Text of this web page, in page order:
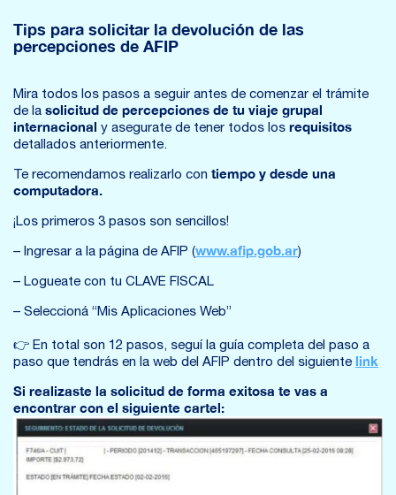
Tips para solicitar la devolución de las
percepciones de AFIP
Mira todos los pasos a seguir antes de comenzar el trámite
de la solicitud de percepciones de tu viaje grupal
internacional y asegurate de tener todos los requisitos
detallados anteriormente.
Te recomendamos realizarlo con tiempo y desde una
computadora.
¡Los primeros 3 pasos son sencillos!
– Ingresar a la página de AFIP (www.afip.gob.ar)
– Logueate con tu CLAVE FISCAL
– Seleccioná “Mis Aplicaciones Web”
👉 En total son 12 pasos, seguí la guía completa del paso a
paso que tendrás en la web del AFIP dentro del siguiente link
Si realizaste la solicitud de forma exitosa te vas a
encontrar con el siguiente cartel: